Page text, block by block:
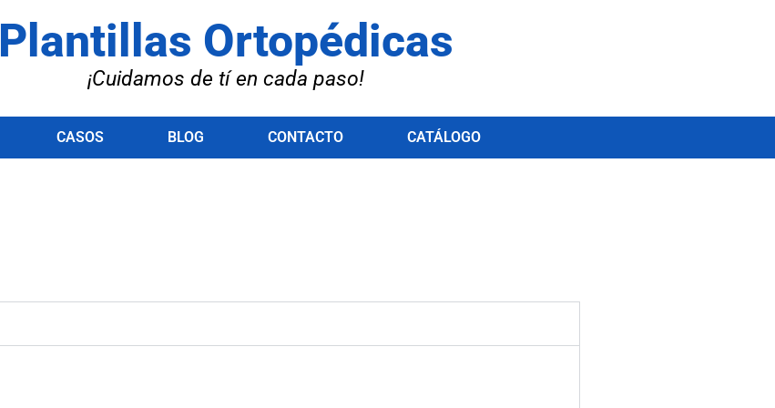
Plantillas Ortopédicas
¡Cuidamos de tí en cada paso!
CASOS BLOG CONTACTO CATÁLOGO